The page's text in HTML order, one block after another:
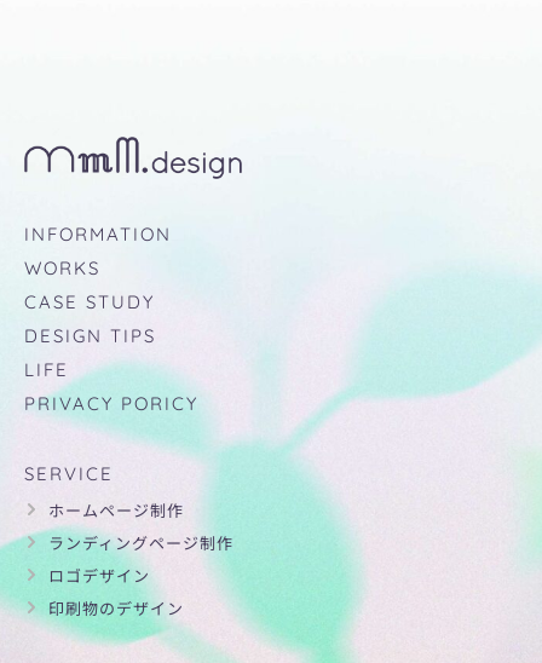
INFORMATION
WORKS
CASE STUDY
DESIGN TIPS
LIFE
PRIVACY PORICY
SERVICE
ホームページ制作
ランディングページ制作
ロゴデザイン
印刷物のデザイン